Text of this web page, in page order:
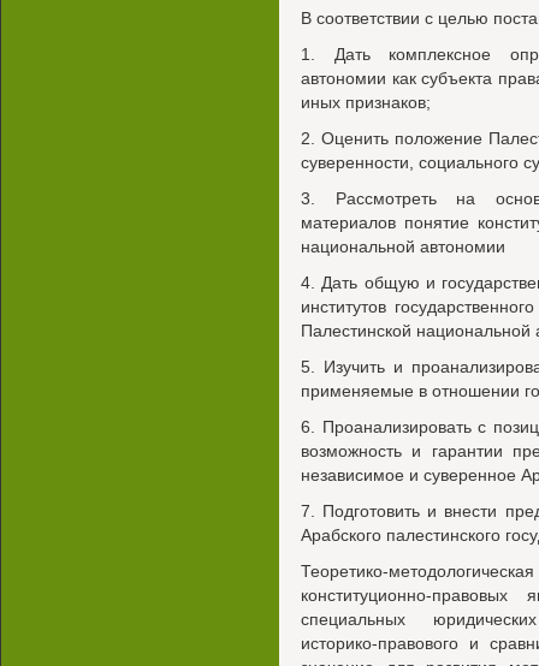
В соответствии с целью
1. Дать комплексное
автономии как субъекта
иных признаков;
2. Оценить положение
суверенности, социального
3. Рассмотреть на
материалов понятие
национальной автономии
4. Дать общую и
институтов
Палестинской национальной
5. Изучить и
применяемые в отношении
6. Проанализировать с
возможность и гарантии
независимое и суверенное
7. Подготовить и внести
Арабского палестинского
Теоретико-
конституционно-
специальных
историко-правового и